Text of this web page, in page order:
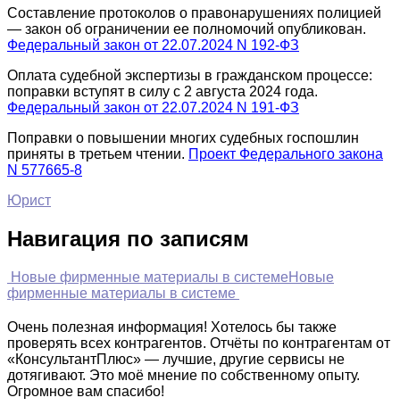
Составление протоколов о правонарушениях полицией
— закон об ограничении ее полномочий опубликован.
Федеральный закон от 22.07.2024 N 192-ФЗ
Оплата судебной экспертизы в гражданском процессе:
поправки вступят в силу с 2 августа 2024 года.
Федеральный закон от 22.07.2024 N 191-ФЗ
Поправки о повышении многих судебных госпошлин
приняты в третьем чтении. Проект Федерального закона
N 577665-8
Юрист
Навигация по записям
Новые фирменные материалы в системеНовые
фирменные материалы в системе
Очень полезная информация! Хотелось бы также
проверять всех контрагентов. Отчёты по контрагентам от
«КонсультантПлюс» — лучшие, другие сервисы не
дотягивают. Это моё мнение по собственному опыту.
Огромное вам спасибо!